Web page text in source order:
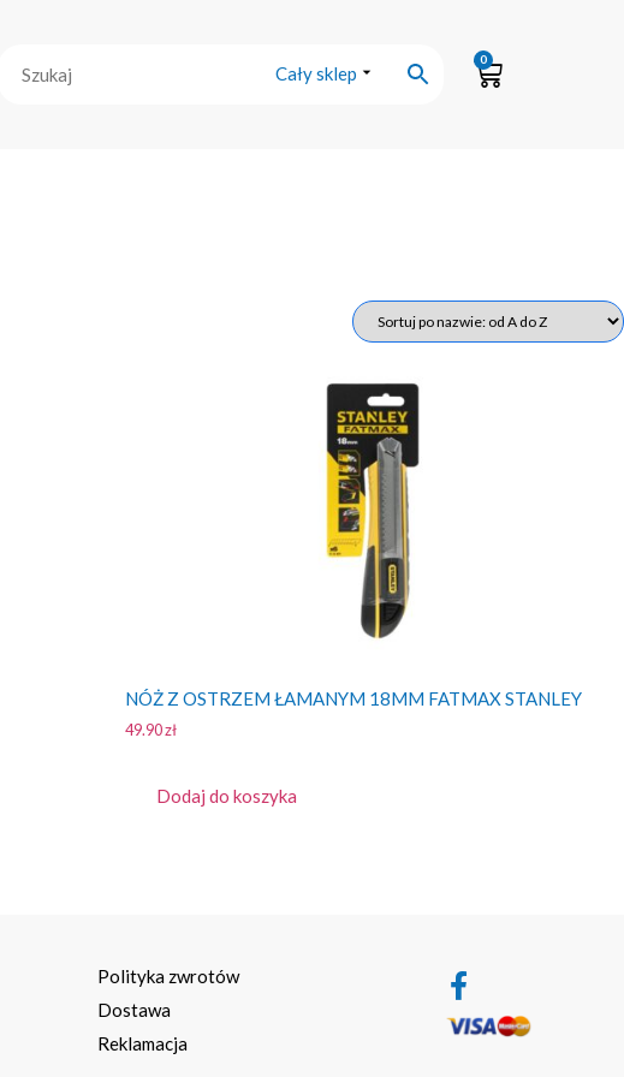
Cały sklep
0
NÓŻ Z OSTRZEM ŁAMANYM 18MM FATMAX STANLEY
49.90zł
Dodaj do koszyka
Polityka zwrotów
Dostawa
Reklamacja